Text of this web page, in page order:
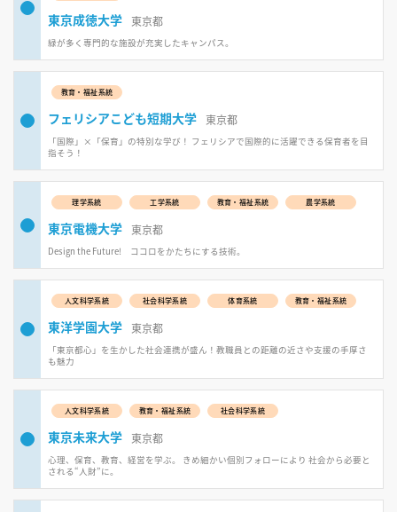
東京成徳大学 東京都
緑が多く専門的な施設が充実したキャンパス。
教育・福祉系統
フェリシアこども短期大学 東京都
「国際」×「保育」の特別な学び！ フェリシアで国際的に活躍できる保育者を目
指そう！
理学系統 工学系統 教育・福祉系統 農学系統
東京電機大学 東京都
Design the Future! ココロをかたちにする技術。
人文科学系統 社会科学系統 体育系統 教育・福祉系統
東洋学園大学 東京都
「東京都心」を生かした社会連携が盛ん！教職員との距離の近さや支援の手厚さ
も魅力
人文科学系統 教育・福祉系統 社会科学系統
東京未来大学 東京都
心理、保育、教育、経営を学ぶ。 きめ細かい個別フォローにより 社会から必要と
される“人財”に。